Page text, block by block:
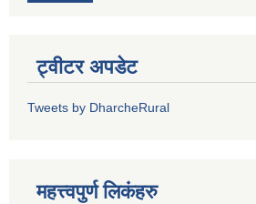
ट्वीटर अपडेट
Tweets by DharcheRural
महत्त्वपुर्ण लिकंहरु